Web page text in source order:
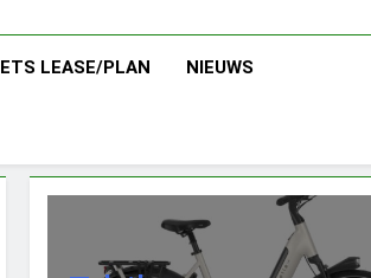
LEASE/PLAN NIEUWS